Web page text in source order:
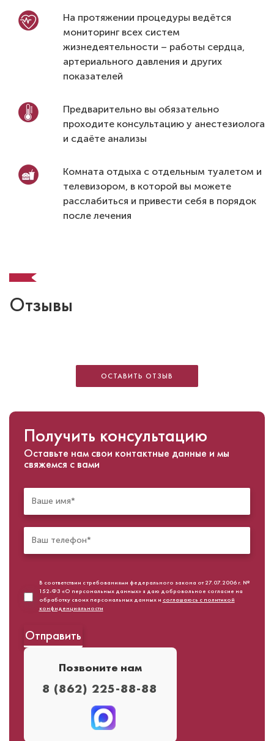
На протяжении процедуры ведётся
мониторинг всех систем
жизнедеятельности – работы сердца,
артериального давления и других
показателей
Предварительно вы обязательно
проходите консультацию у анестезиолога
и сдаёте анализы
Комната отдыха с отдельным туалетом и
телевизором, в которой вы можете
расслабиться и привести себя в порядок
после лечения
Отзывы
ОСТАВИТЬ ОТЗЫВ
Получить консультацию
Оставьте нам свои контактные данные и мы
свяжемся с вами
В соответствии с требованиями федерального закона от 27.07.2006 г. №
152-ФЗ «О персональных данных» я даю добровольное согласие на
обработку своих персональных данных и соглашаюсь с политикой
конфиденциальности
Позвоните нам
8 (862) 225-88-88⁣⁣